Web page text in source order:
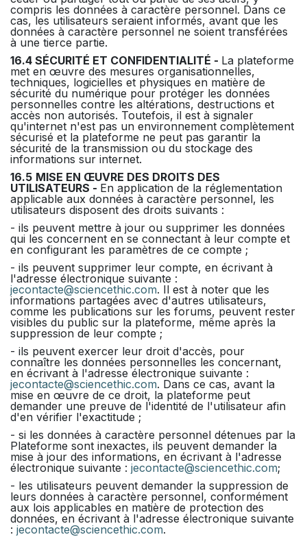
compris les données à caractère personnel. Dans ce
cas, les utilisateurs seraient informés, avant que les
données à caractère personnel ne soient transférées
à une tierce partie.
16.4 SÉCURITÉ ET CONFIDENTIALITÉ - La plateforme
met en œuvre des mesures organisationnelles,
techniques, logicielles et physiques en matière de
sécurité du numérique pour protéger les données
personnelles contre les altérations, destructions et
accès non autorisés. Toutefois, il est à signaler
qu'internet n'est pas un environnement complètement
sécurisé et la plateforme ne peut pas garantir la
sécurité de la transmission ou du stockage des
informations sur internet.
16.5 MISE EN ŒUVRE DES DROITS DES
UTILISATEURS - En application de la réglementation
applicable aux données à caractère personnel, les
utilisateurs disposent des droits suivants :
- ils peuvent mettre à jour ou supprimer les données
qui les concernent en se connectant à leur compte et
en configurant les paramètres de ce compte ;
- ils peuvent supprimer leur compte, en écrivant à
l'adresse électronique suivante :
jecontacte@sciencethic.com. Il est à noter que les
informations partagées avec d'autres utilisateurs,
comme les publications sur les forums, peuvent rester
visibles du public sur la plateforme, même après la
suppression de leur compte ;
- ils peuvent exercer leur droit d'accès, pour
connaître les données personnelles les concernant,
en écrivant à l'adresse électronique suivante :
jecontacte@sciencethic.com. Dans ce cas, avant la
mise en œuvre de ce droit, la plateforme peut
demander une preuve de l'identité de l'utilisateur afin
d'en vérifier l'exactitude ;
- si les données à caractère personnel détenues par la
Plateforme sont inexactes, ils peuvent demander la
mise à jour des informations, en écrivant à l'adresse
électronique suivante : jecontacte@sciencethic.com;
- les utilisateurs peuvent demander la suppression de
leurs données à caractère personnel, conformément
aux lois applicables en matière de protection des
données, en écrivant à l'adresse électronique suivante
: jecontacte@sciencethic.com.